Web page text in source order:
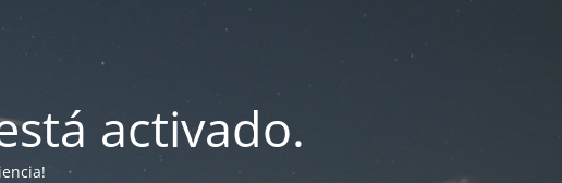
activado.